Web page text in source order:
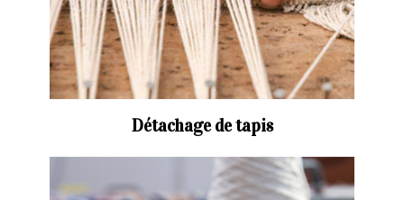
Détachage de tapis